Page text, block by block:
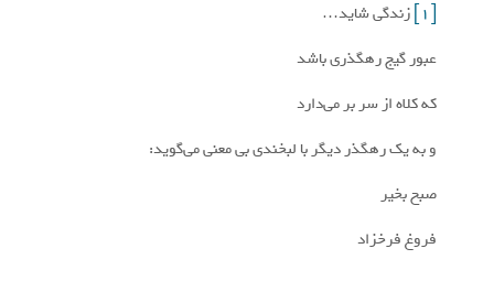
زندگی شاید…
عبور گیج رهگذری باشد
که کلاه از سر بر می‌دارد
و به یک رهگذر دیگر با لبخندی بی معنی می‌گوید:
صبح بخیر
فروغ فرخزاد